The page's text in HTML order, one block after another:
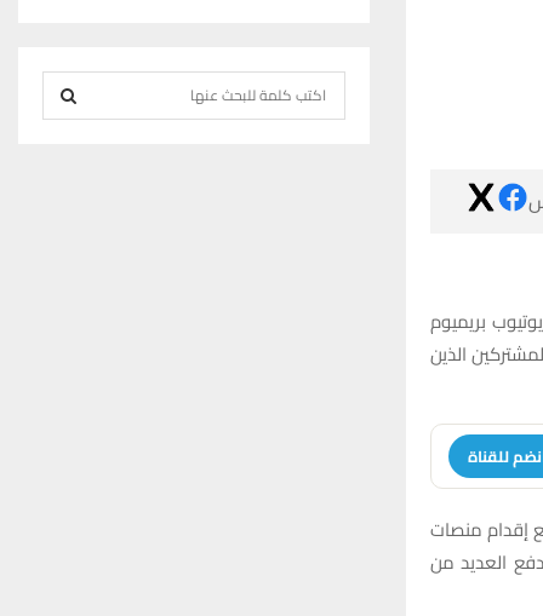
بريميوم
الذين
للقناة
عام 2023، وذلك بالتزامن مع إقدام منصات
العديد من
e